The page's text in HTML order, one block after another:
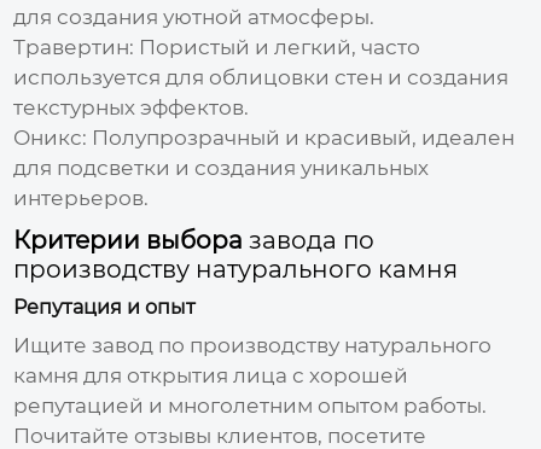
для создания уютной атмосферы.
Травертин: Пористый и легкий, часто
используется для облицовки стен и создания
текстурных эффектов.
Оникс: Полупрозрачный и красивый, идеален
для подсветки и создания уникальных
интерьеров.
Критерии выборазавода по
производству натурального камня
Репутация и опыт
Ищитезавод по производству натурального
камня для открытия лица с хорошей
репутацией и многолетним опытом работы.
Почитайте отзывы клиентов, посетите